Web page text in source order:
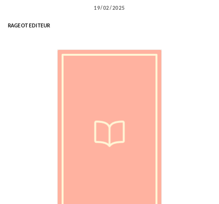
19/02/2025
RAGEOT EDITEUR